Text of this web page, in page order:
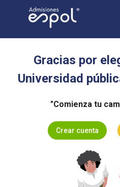
Gracias por
Universidad
"Comienza tu
Crear cuenta